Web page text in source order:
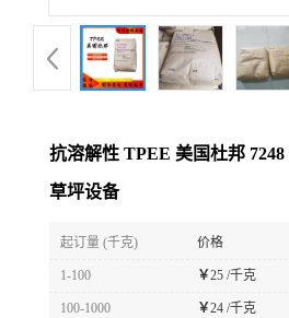
品
展
证
抗溶解性 TPEE 美国杜邦
草坪设备
起订量 (千克) 价格
1-100 ￥25 /千克
100-1000 ￥24 /千克